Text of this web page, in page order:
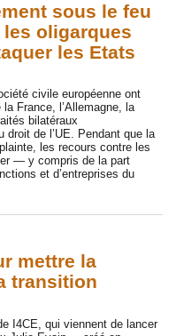
sous le feu
oligarques
les Etats
civile européenne ont
France, l’Allemagne, la
bilatéraux
droit de l’UE. Pendant que la
les recours contre les
— y compris de la part
et d’entreprises du
mettre la
transition
I4CE, qui viennent de lancer